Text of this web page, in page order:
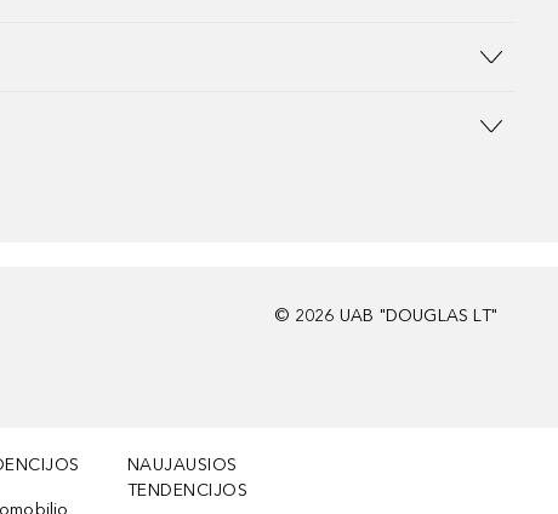
© 2026 UAB "DOUGLAS LT"
NAUJAUSIOS
TENDENCIJOS